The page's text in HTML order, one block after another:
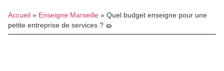
Accueil » Enseigne Marseille » Quel budget enseigne pour une
petite entreprise de services ? 🧽